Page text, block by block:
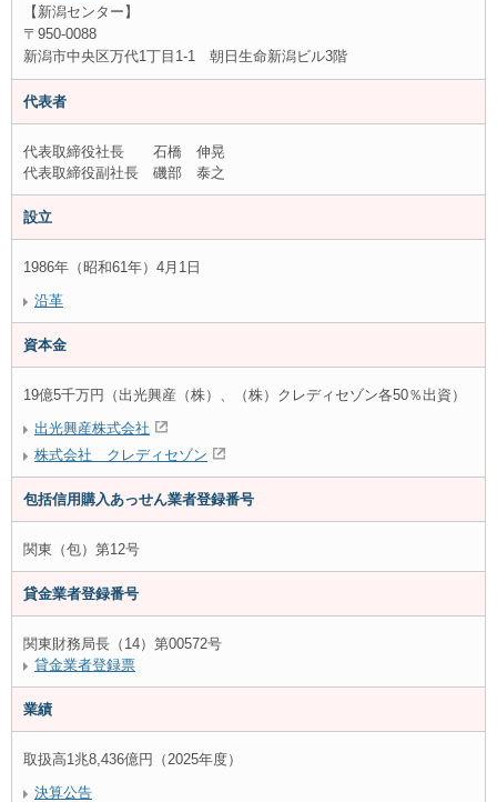
【新潟センター】
〒950-0088
新潟市中央区万代1丁目1-1 朝日生命新潟ビル3階
代表者
代表取締役社長 石橋 伸晃
代表取締役副社長 磯部 泰之
設立
1986年（昭和61年）4月1日
沿革
資本金
19億5千万円（出光興産（株）、（株）クレディセゾン各50％出資）
出光興産株式会社
株式会社 クレディセゾン
包括信用購入あっせん業者登録番号
関東（包）第12号
貸金業者登録番号
関東財務局長（14）第00572号
貸金業者登録票
業績
取扱高1兆8,436億円（2025年度）
決算公告